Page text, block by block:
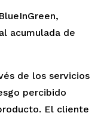
acumulada de
de los servicios
percibido
El cliente